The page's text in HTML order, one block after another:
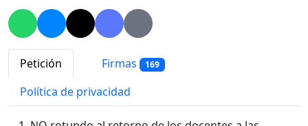
Petición Firmas 169
Política de privacidad